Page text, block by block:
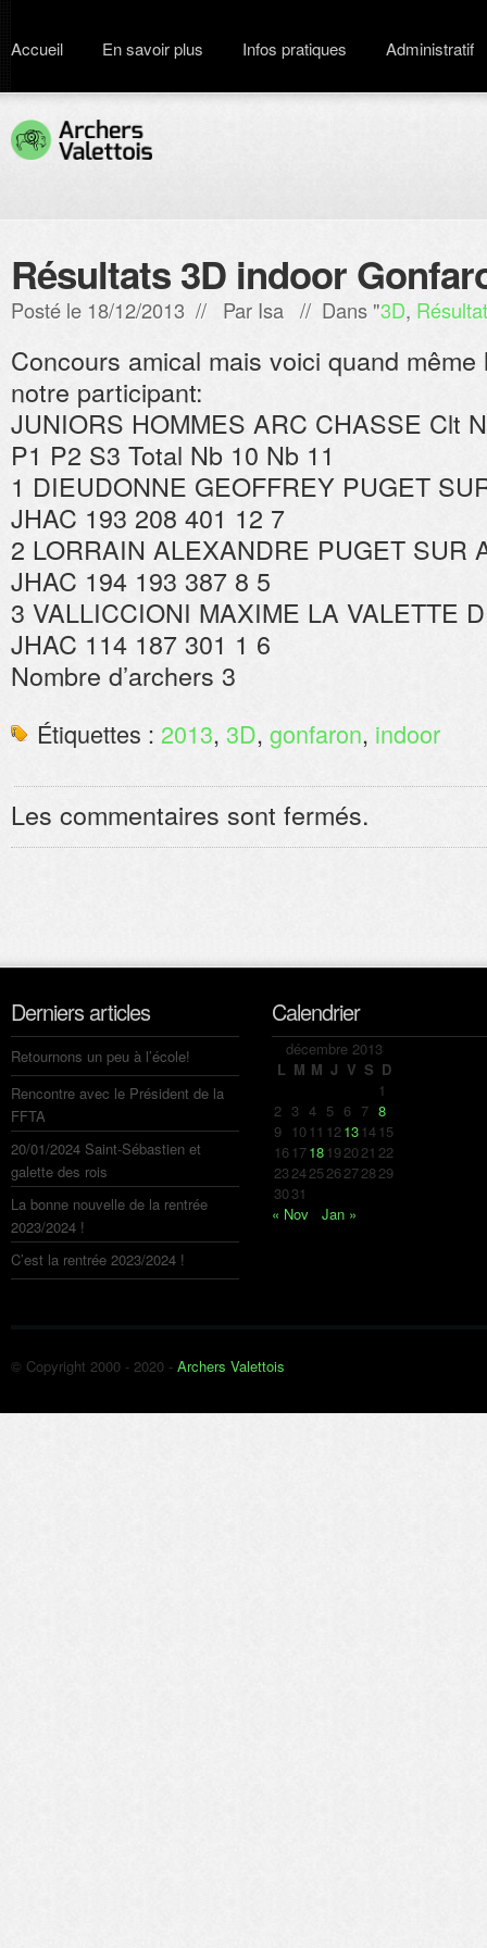
Accueil En savoir plus Infos pratiques Administratif
Résultats 3D indoor
Posté le 18/12/2013 // Par Isa // Dans "3D,
Concours amical mais voici quand
notre participant:
JUNIORS HOMMES ARC CHASSE Clt
P1 P2 S3 Total Nb 10 Nb 11
1 DIEUDONNE GEOFFREY PUGET
JHAC 193 208 401 12 7
2 LORRAIN ALEXANDRE PUGET SUR
JHAC 194 193 387 8 5
3 VALLICCIONI MAXIME LA VALETTE
JHAC 114 187 301 1 6
Nombre d’archers 3
Étiquettes : 2013, 3D, gonfaron, indoor
Les commentaires sont fermés.
Derniers articles
Retournons un peu à l’école!
Rencontre avec le Président de la
FFTA
20/01/2024 Saint-Sébastien et
galette des rois
La bonne nouvelle de la rentrée
2023/2024 !
C’est la rentrée 2023/2024 !
Calendrier
décembre 2013
L M M J V S D
1
2 3 4 5 6 7 8
9 10 11 1213 14 15
16 1718 192021 22
23242526272829
3031
« Nov
Jan »
© Copyright 2000 - 2020 - Archers Valettois